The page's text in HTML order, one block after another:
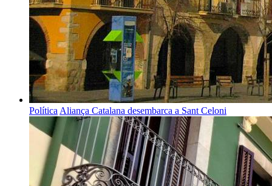
Política Aliança Catalana desembarca a Sant Celoni